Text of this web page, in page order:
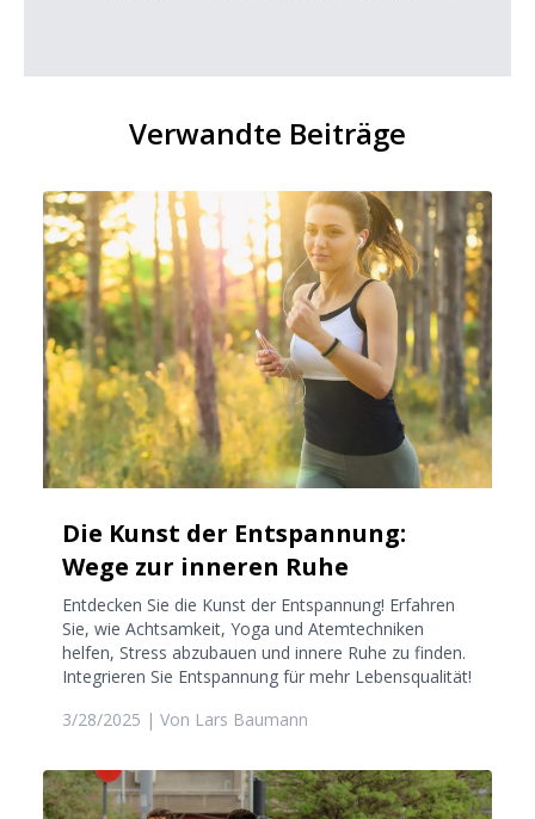
Verwandte Beiträge
Die Kunst der Entspannung:
Wege zur inneren Ruhe
Entdecken Sie die Kunst der Entspannung! Erfahren
Sie, wie Achtsamkeit, Yoga und Atemtechniken
helfen, Stress abzubauen und innere Ruhe zu finden.
Integrieren Sie Entspannung für mehr Lebensqualität!
3/28/2025 | Von Lars Baumann